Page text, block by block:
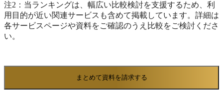
ます。 ※出典：i-PROW公式HP（2025年11月21日閲
覧）
場で入力された受注・実績データは即座に基幹システ
ム「SMILE V」と共有され、二重入力や情報伝達のタ
イムラグを解消。その結果、生産計画から出荷・売
SP」による手厚い導入支援で単なるシステム導入に
留まらず真の稼働定着まで実現する体制も整えてお
り、現場の生産性向上と経営効率化に直結するサービ
注2：当ランキングは、幅広い比較検討を支援するため、利
用目的が近い関連サービスも含めて掲載しています。詳細は
各サービスページや資料をご確認のうえ比較をご検討くださ
い。
まとめて資料を請求する